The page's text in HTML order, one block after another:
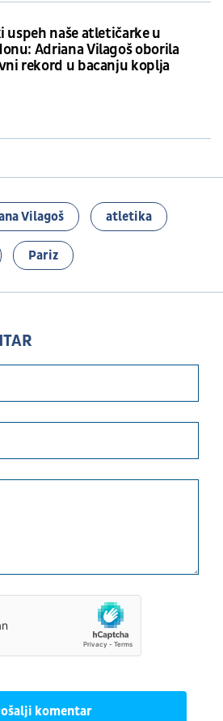
uspeh naše atletičarke u
Adriana Vilagoš oborila
rekord u bacanju koplja
Vilagoš atletika
Pariz
komentar